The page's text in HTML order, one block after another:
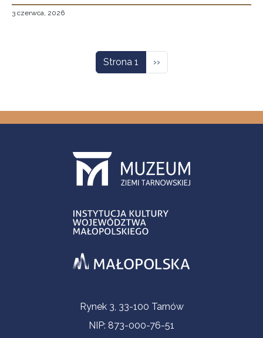
3 czerwca, 2026
Strona 1 Następna strona
››
Informacje kontaktoweRynek 3, 33-100 Tarnów
NIP: 873-000-76-51